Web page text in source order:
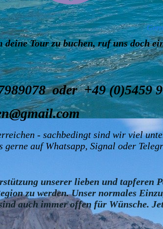
Tour zu buchen, ruf uns doch
oder +49 (0)5459
- sachbedingt sind wir viel
auf Whatsapp, Signal oder
unserer lieben und tapferen
zu werden. Unser normales
auch immer offen für Wünsche.